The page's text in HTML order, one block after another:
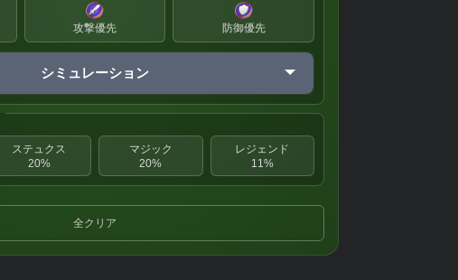
攻撃優先 防御優先
シミュレーション
ステュクス
20%
マジック
20%
レジェンド
11%
全クリア